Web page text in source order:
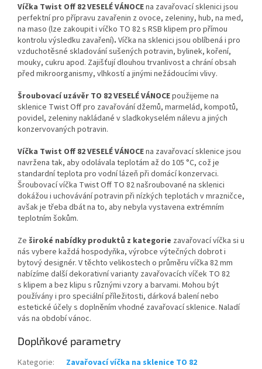
Víčka Twist Off 82 VESELÉ VÁNOCEna zavařovací sklenici jsou
perfektní pro přípravu zavařenin z ovoce, zeleniny, hub, na med,
na maso (lze zakoupit i víčko TO 82 s RSB klipem pro přímou
kontrolu výsledku zavaření). Víčka na sklenici jsou oblíbená i pro
vzduchotěsné skladování sušených potravin, bylinek, koření,
mouky, cukru apod. Zajišťují dlouhou trvanlivost a chrání obsah
před mikroorganismy, vlhkostí a jinými nežádoucími vlivy.
Šroubovací uzávěr TO 82 VESELÉ VÁNOCEpoužijeme na
sklenice Twist Off pro zavařování džemů, marmelád, kompotů,
povidel, zeleniny nakládané v sladkokyselém nálevu a jiných
konzervovaných potravin.
Víčka Twist Off 82 VESELÉ VÁNOCEna zavařovací sklenice jsou
navržena tak, aby odolávala teplotám až do 105 °C, což je
standardní teplota pro vodní lázeň při domácí konzervaci.
Šroubovací víčka Twist Off TO 82 našroubované na sklenici
dokážou i uchovávání potravin při nízkých teplotách vmrazničce,
avšak je třeba dbát na to, aby nebyla vystavena extrémním
teplotním šokům.
Ze široké nabídky produktů z kategorie zavařovací víčka si u
nás vybere každá hospodyňka, výrobce výtečných dobrot i
bytový designér. V těchto velikostech o průměru víčka 82 mm
nabízíme další dekorativní varianty zavařovacích víček TO 82
s klipem a bez klipu s různými vzory a barvami. Mohou být
používány i pro speciální příležitosti, dárková balení nebo
estetické účely s doplněním vhodné zavařovací sklenice. Naladí
vás na období vánoc.
Doplňkové parametry
Kategorie:
Zavařovací víčka na sklenice TO 82